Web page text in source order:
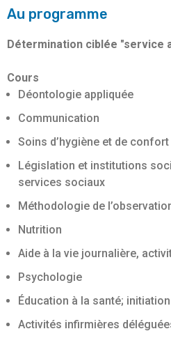
Au programme
Détermination ciblée "service
Cours
Déontologie appliquée
Communication
Soins d’hygiène et de
Législation et institutions
services sociaux
Méthodologie de
Nutrition
Aide à la vie journalière,
Psychologie
Éducation à la santé;
Activités infirmières